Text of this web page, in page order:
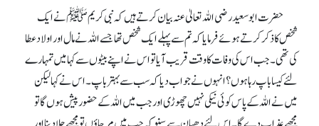
حضرت ابو سعید رضی اللہ تعالیٰ عنہ بیان کرتے ہیں کہ نبی کریمﷺ نے ایک
شخص کا ذکرکرتے ہوئے فرمایا کہ تم سے پہلے ایک شخص تھا جسے اللہ نے مال اور اولاد عطا
کی تھی۔ جب اس کی وفات کا وقت قریب آیا تو اس نے اپنے بیٹوں سے کہا میں تمہارے
لئے کیسا باپ رہا ہوں ؟ انہوں نے جواب دیا کہ سب سے بہتر باپ۔ اس نے کہا لیکن
میں نے اللہ کے پاس کوئی نیکی نہیں چھوڑی اور جب میں اللہ کے حضور پیش ہوں گا تو